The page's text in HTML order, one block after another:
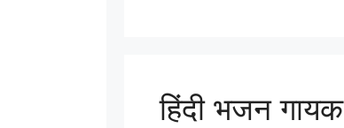
हिंदी भजन गायक